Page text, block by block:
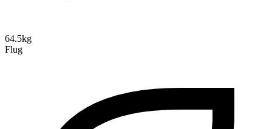
64.5kg
Flug